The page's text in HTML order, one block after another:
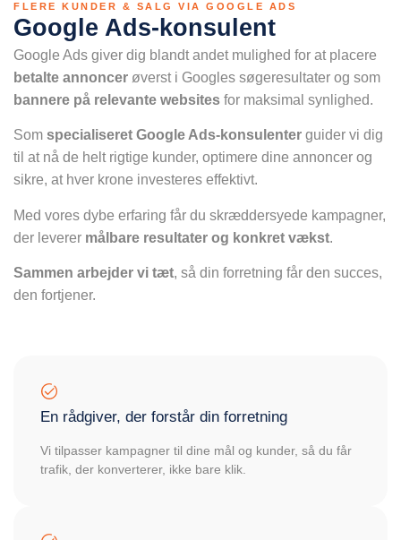
FLERE KUNDER & SALG VIA GOOGLE ADS
Google Ads-konsulent
Google Ads giver dig blandt andet mulighed for at placere
betalte annoncer øverst i Googles søgeresultater og som
bannere på relevante websites for maksimal synlighed.
Som specialiseret Google Ads-konsulenter guider vi dig
til at nå de helt rigtige kunder, optimere dine annoncer og
sikre, at hver krone investeres effektivt.
Med vores dybe erfaring får du skræddersyede kampagner,
der leverer målbare resultater og konkret vækst.
Sammen arbejder vi tæt, så din forretning får den succes,
den fortjener.
En rådgiver, der forstår din forretning
Vi tilpasser kampagner til dine mål og kunder, så du får
trafik, der konverterer, ikke bare klik.